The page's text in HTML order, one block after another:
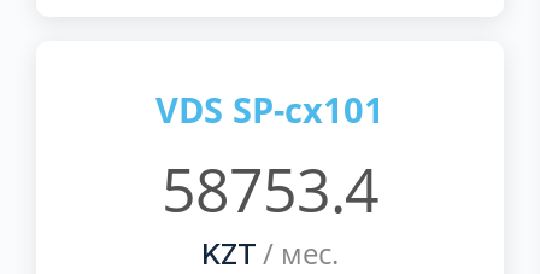
VDS SP-cx101
58753.4
KZT / мес.